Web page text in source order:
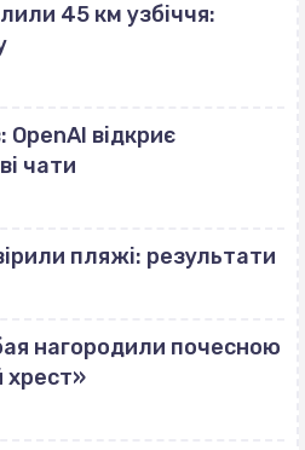
45 км узбіччя:
OpenAI відкриє
чати
пляжі: результати
нагородили почесною
хрест»